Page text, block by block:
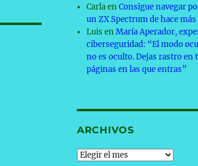
CarlaenConsigue navegar
un ZX Spectrum de hace más
Luis enMaría Aperador,
ciberseguridad: “El modo
no es oculto. Dejas rastro en
páginas en las que entras”
ARCHIVOS
Archivos